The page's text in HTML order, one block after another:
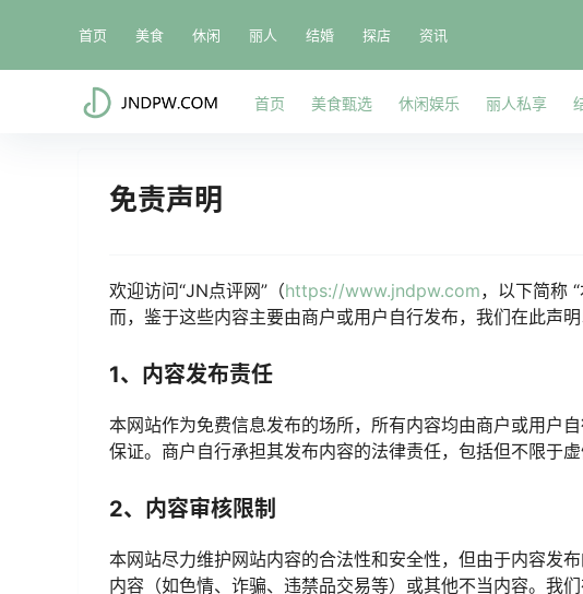
首页 美食 休闲 丽人 结婚 探店 资讯
首页 美食甄选 休闲娱乐 丽人私享
免责声明
欢迎访问“JN点评网”（https://www.jndpw.com，以下简称
而，鉴于这些内容主要由商户或用户自行发布，我们在此声明
1、内容发布责任
本网站作为免费信息发布的场所，所有内容均由商户或用户
保证。商户自行承担其发布内容的法律责任，包括但不限于
2、内容审核限制
本网站尽力维护网站内容的合法性和安全性，但由于内容发
内容（如色情、诈骗、违禁品交易等）或其他不当内容。我